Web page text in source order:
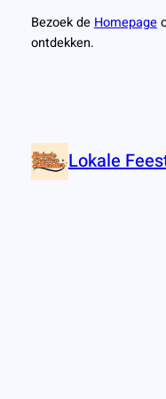
Bezoek de Homepage
ontdekken.
Lokale